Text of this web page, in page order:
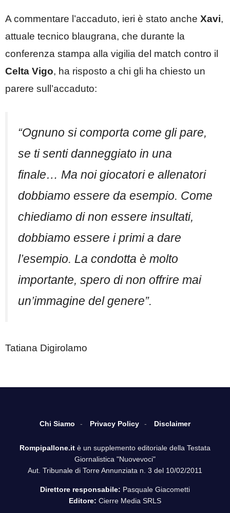
A commentare l’accaduto, ieri è stato anche Xavi,
attuale tecnico blaugrana, che durante la
conferenza stampa alla vigilia del match contro il
Celta Vigo, ha risposto a chi gli ha chiesto un
parere sull’accaduto:
“Ognuno si comporta come gli pare,
se ti senti danneggiato in una
finale… Ma noi giocatori e allenatori
dobbiamo essere da esempio. Come
chiediamo di non essere insultati,
dobbiamo essere i primi a dare
l’esempio. La condotta è molto
importante, spero di non offrire mai
un’immagine del genere”.
Tatiana Digirolamo
Chi Siamo Privacy Policy Disclaimer
Rompipallone.it è un supplemento editoriale della Testata
Giornalistica "Nuovevoci"
Aut. Tribunale di Torre Annunziata n. 3 del 10/02/2011
Direttore responsabile: Pasquale Giacometti
Editore: Cierre Media SRLS